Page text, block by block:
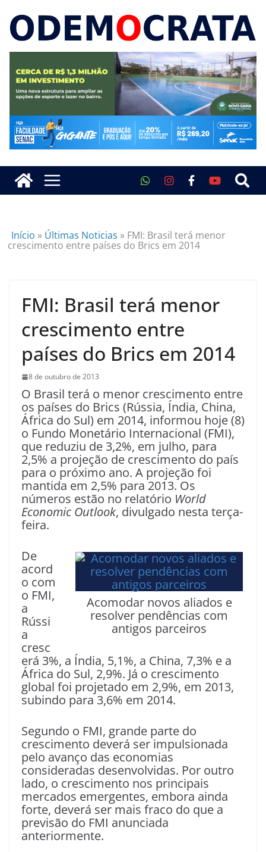
Início » Últimas Noticias » FMI: Brasil terá menor
crescimento entre países do Brics em 2014
FMI: Brasil terá menor
crescimento entre
países do Brics em 2014
8 de outubro de 2013
O Brasil terá o menor crescimento entre
os países do Brics (Rússia, Índia, China,
África do Sul) em 2014, informou hoje (8)
o Fundo Monetário Internacional (FMI),
que reduziu de 3,2%, em julho, para
2,5% a projeção de crescimento do país
para o próximo ano. A projeção foi
mantida em 2,5% para 2013. Os
números estão no relatório World
Economic Outlook, divulgado nesta terça-
feira.
Acomodar novos aliados e
resolver pendências com
antigos parceiros
De
acord
o com
o FMI,
a
Rússi
a
cresc
erá 3%, a Índia, 5,1%, a China, 7,3% e a
África do Sul, 2,9%. Já o crescimento
global foi projetado em 2,9%, em 2013,
subindo para 3,6% em 2014.
Segundo o FMI, grande parte do
crescimento deverá ser impulsionada
pelo avanço das economias
consideradas desenvolvidas. Por outro
lado, o crescimento nos principais
mercados emergentes, embora ainda
forte, deverá ser mais fraco do que a
previsão do FMI anunciada
anteriormente.